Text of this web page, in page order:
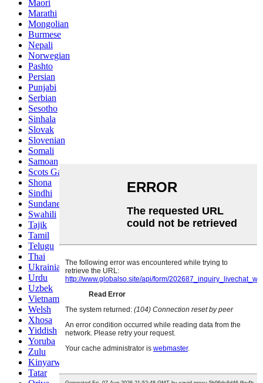
Maori
Marathi
Mongolian
Burmese
Nepali
Norwegian
Pashto
Persian
Punjabi
Serbian
Sesotho
Sinhala
Slovak
Slovenian
Somali
Samoan
Scots Gaelic
Shona
Sindhi
Sundanese
Swahili
Tajik
Tamil
Telugu
Thai
Ukrainian
Urdu
Uzbek
Vietnamese
Welsh
Xhosa
Yiddish
Yoruba
Zulu
Kinyarwanda
Tatar